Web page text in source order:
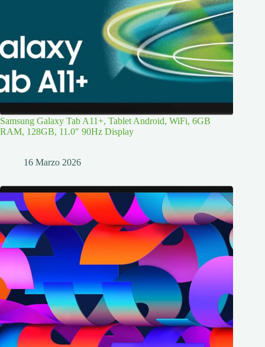
Samsung Galaxy Tab A11+, Tablet Android, WiFi, 6GB
RAM, 128GB, 11.0″ 90Hz Display
16 Marzo 2026